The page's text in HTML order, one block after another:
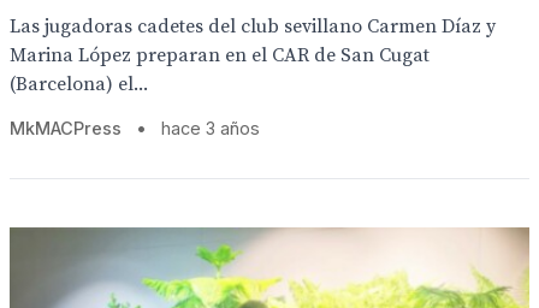
Las jugadoras cadetes del club sevillano Carmen Díaz y
Marina López preparan en el CAR de San Cugat
(Barcelona) el...
MkMACPress • hace 3 años